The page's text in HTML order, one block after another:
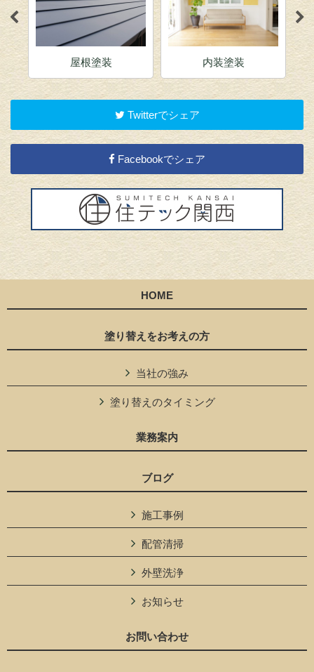
屋根塗装 内装塗装
Twitterでシェア
Facebookでシェア
HOME
塗り替えをお考えの方
当社の強み
塗り替えのタイミング
業務案内
ブログ
施工事例
配管清掃
外壁洗浄
お知らせ
お問い合わせ